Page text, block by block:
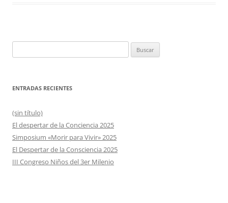
ENTRADAS RECIENTES
(sin título)
El despertar de la Conciencia 2025
Simposium «Morir para Vivir» 2025
El Despertar de la Consciencia 2025
III Congreso Niños del 3er Milenio